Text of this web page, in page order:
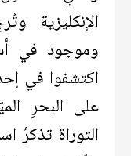
الإنكليزية
وموجود في
اكتشفوا في
على البحرِ
التوراة تذكرُ